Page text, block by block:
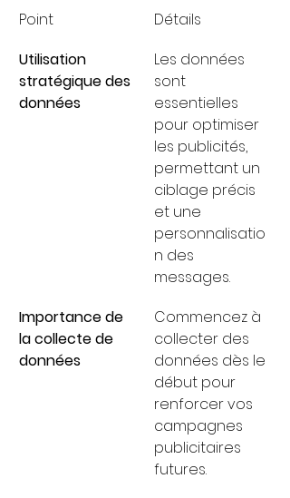
Point
Détails
Utilisation
stratégique des
données
Les données
sont
essentielles
pour optimiser
les publicités,
permettant un
ciblage précis
et une
personnalisatio
n des
messages.
Importance de
la collecte de
données
Commencez à
collecter des
données dès le
début pour
renforcer vos
campagnes
publicitaires
futures.